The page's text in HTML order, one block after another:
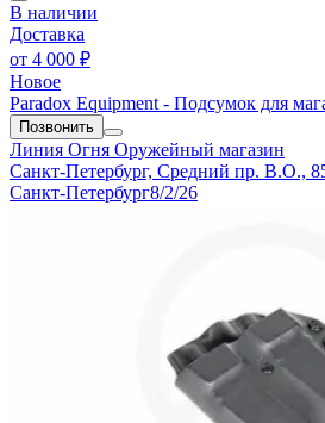
В наличии
Доставка
от 4 000 ₽
Новое
Paradox Equipment - Подсумок для
Позвонить
Линия Огня Оружейный магазин
Санкт-Петербург, Средний пр. В.О.,
Санкт-Петербург8/2/26